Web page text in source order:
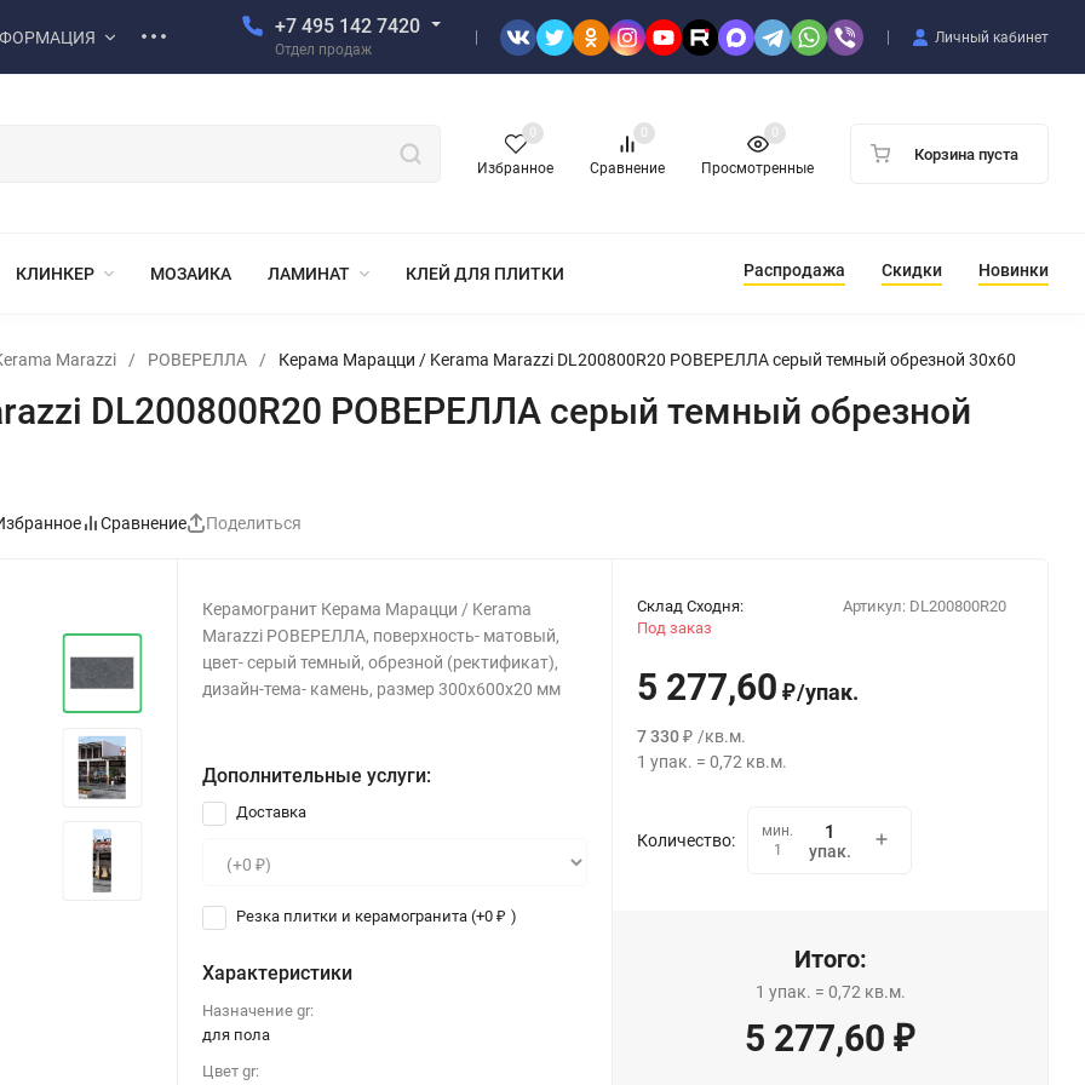
+7 495 142 7420
Отдел продаж
Личный кабинет
Избранное
0
Сравнение
0
Просмотренные
0
Корзина пуста
КЛИНКЕР МОЗАИКА ЛАМИНАТ КЛЕЙ ДЛЯ ПЛИТКИ Распродажа Скидки Новинки
Marazzi / РОВЕРЕЛЛА / Керама Марацци / Kerama Marazzi DL200800R20 РОВЕРЕЛЛА серый темный обрезной 30x60
DL200800R20 РОВЕРЕЛЛА серый темный обрезной
Сравнение Поделиться
Керамогранит Керама Марацци / Kerama
Marazzi РОВЕРЕЛЛА, поверхность- матовый,
цвет- серый темный, обрезной (ректификат),
дизайн-тема- камень, размер 300x600x20 мм
Дополнительные услуги:
Доставка
Резка плитки и керамогранита (+0₽ )
Характеристики
Назначение gr:
для пола
Цвет gr:
Артикул: DL200800R20
Склад Сходня:
Под заказ
5 277,60 ₽/упак.
7 330 ₽ /кв.м.
1 упак. =0,72 кв.м.
Количество:
мин.
1
упак.
Итого:
1 упак. = 0,72 кв.м.
5 277,60 ₽